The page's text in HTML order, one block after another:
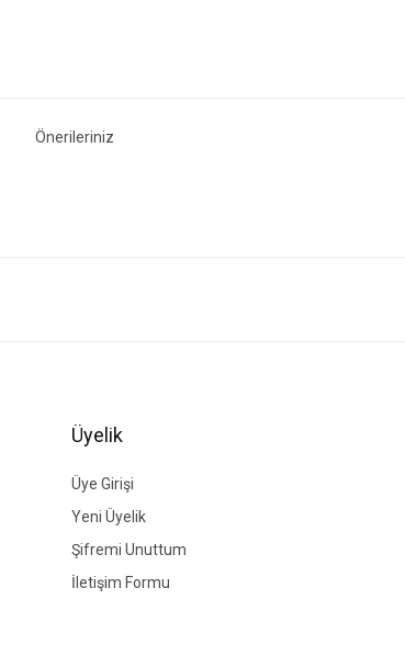
Önerileriniz
Üyelik
Üye Girişi
Yeni Üyelik
Şifremi Unuttum
İletişim Formu